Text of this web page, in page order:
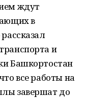
ждут
в
и
Башкортостан
все работы на
завершат до